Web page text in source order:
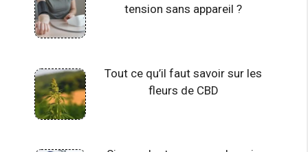
tension sans appareil ?
Tout ce qu’il faut savoir sur les
fleurs de CBD